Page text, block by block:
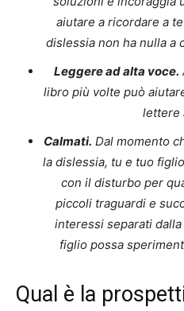
aiutare a ricordare a
dislessia non ha nulla a
Leggere ad alta voce.
libro più volte può
lettere
Calmati. Dal momento
la dislessia, tu e tuo
con il disturbo per
piccoli traguardi e
interessi separati
figlio possa
Qual è la